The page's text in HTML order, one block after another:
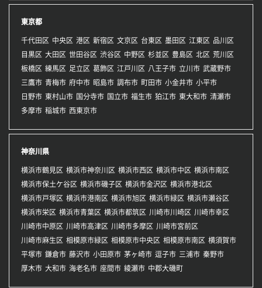
東京都
千代田区 中央区 港区 新宿区 文京区 台東区 墨田区 江東区 品川区
目黒区 大田区 世田谷区 渋谷区 中野区 杉並区 豊島区 北区 荒川区
板橋区 練馬区 足立区 葛飾区 江戸川区 八王子市 立川市 武蔵野市
三鷹市 青梅市 府中市 昭島市 調布市 町田市 小金井市 小平市
日野市 東村山市 国分寺市 国立市 福生市 狛江市 東大和市 清瀬市
多摩市 稲城市 西東京市
神奈川県
横浜市鶴見区 横浜市神奈川区 横浜市西区 横浜市中区 横浜市南区
横浜市保土ケ谷区 横浜市磯子区 横浜市金沢区 横浜市港北区
横浜市戸塚区 横浜市港南区 横浜市旭区 横浜市緑区 横浜市瀬谷区
横浜市栄区 横浜市青葉区 横浜市都筑区 川崎市川崎区 川崎市幸区
川崎市中原区 川崎市高津区 川崎市多摩区 川崎市宮前区
川崎市麻生区 相模原市緑区 相模原市中央区 相模原市南区 横須賀市
平塚市 鎌倉市 藤沢市 小田原市 茅ヶ崎市 逗子市 三浦市 秦野市
厚木市 大和市 海老名市 座間市 綾瀬市 中郡大磯町